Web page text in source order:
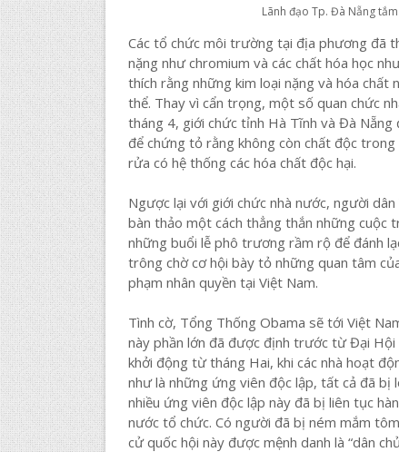
Lãnh đạo Tp. Đà Nẵng
Các tổ chức môi trường tại địa phương đã
nặng như chromium và các chất hóa học
thích rằng những kim loại nặng và hóa chất
thể. Thay vì cẩn trọng, một số quan chức
tháng 4, giới chức tỉnh Hà Tĩnh và Đà Nẵng
để chứng tỏ rằng không còn chất độc
rửa có hệ thống các hóa chất độc hại.
Ngược lại với giới chức nhà nước, người
bàn thảo một cách thẳng thắn những cuộc
những buổi lễ phô trương rầm rộ để đánh
trông chờ cơ hội bày tỏ những quan tâm
phạm nhân quyền tại Việt Nam.
Tình cờ, Tổng Thống Obama sẽ tới Việt
này phần lớn đã được định trước từ Đại Hội
khởi động từ tháng Hai, khi các nhà hoạt
như là những ứng viên độc lập, tất cả đã bị
nhiều ứng viên độc lập này đã bị liên tục
nước tổ chức. Có người đã bị ném mắm
cử quốc hội này được mệnh danh là “dân